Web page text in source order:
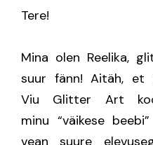
Tere!
Mina olen Reelika,
suur fänn! Aitäh, et
Viu Glitter Art
minu “väikese
vean suure